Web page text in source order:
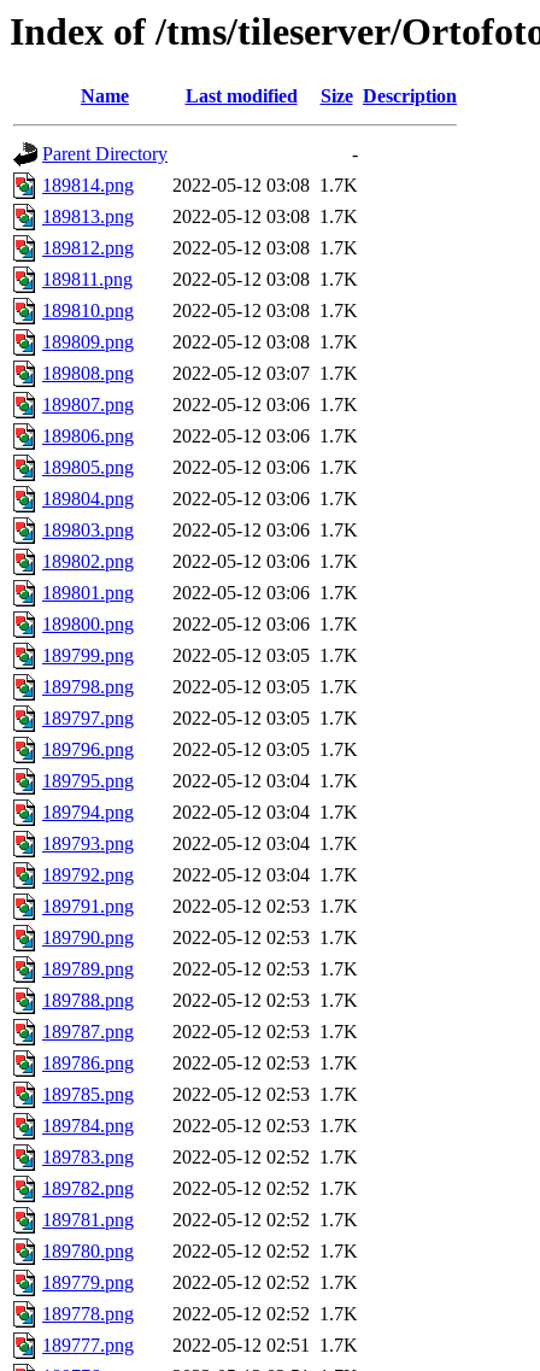
Index of /tms/tileserver/
Name Last modified Size Description
Parent Directory
-
189814.png
2022-05-12 03:08 1.7K
189813.png
2022-05-12 03:08 1.7K
189812.png
2022-05-12 03:08 1.7K
189811.png
2022-05-12 03:08 1.7K
189810.png
2022-05-12 03:08 1.7K
189809.png
2022-05-12 03:08 1.7K
189808.png
2022-05-12 03:07 1.7K
189807.png
2022-05-12 03:06 1.7K
189806.png
2022-05-12 03:06 1.7K
189805.png
2022-05-12 03:06 1.7K
189804.png
2022-05-12 03:06 1.7K
189803.png
2022-05-12 03:06 1.7K
189802.png
2022-05-12 03:06 1.7K
189801.png
2022-05-12 03:06 1.7K
189800.png
2022-05-12 03:06 1.7K
189799.png
2022-05-12 03:05 1.7K
189798.png
2022-05-12 03:05 1.7K
189797.png
2022-05-12 03:05 1.7K
189796.png
2022-05-12 03:05 1.7K
189795.png
2022-05-12 03:04 1.7K
189794.png
2022-05-12 03:04 1.7K
189793.png
2022-05-12 03:04 1.7K
189792.png
2022-05-12 03:04 1.7K
189791.png
2022-05-12 02:53 1.7K
189790.png
2022-05-12 02:53 1.7K
189789.png
2022-05-12 02:53 1.7K
189788.png
2022-05-12 02:53 1.7K
189787.png
2022-05-12 02:53 1.7K
189786.png
2022-05-12 02:53 1.7K
189785.png
2022-05-12 02:53 1.7K
189784.png
2022-05-12 02:53 1.7K
189783.png
2022-05-12 02:52 1.7K
189782.png
2022-05-12 02:52 1.7K
189781.png
2022-05-12 02:52 1.7K
189780.png
2022-05-12 02:52 1.7K
189779.png
2022-05-12 02:52 1.7K
189778.png
2022-05-12 02:52 1.7K
189777.png
2022-05-12 02:51 1.7K